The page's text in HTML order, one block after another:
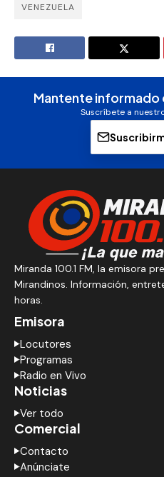
VENEZUELA
Mantente informado
Suscríbete a
Miranda 100.1 FM, la emisora
Mirandinos. Información,
horas.
Emisora
Locutores
Programas
Radio en Vivo
Noticias
Ver todo
Comercial
Contacto
Anúnciate